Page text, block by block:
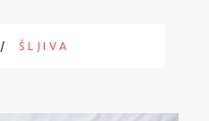
ŠLJIVA